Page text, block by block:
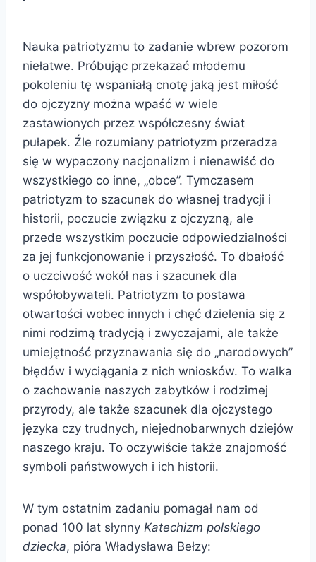
Nauka patriotyzmu to zadanie wbrew pozorom
niełatwe. Próbując przekazać młodemu
pokoleniu tę wspaniałą cnotę jaką jest miłość
do ojczyzny można wpaść w wiele
zastawionych przez współczesny świat
pułapek. Źle rozumiany patriotyzm przeradza
się w wypaczony nacjonalizm i nienawiść do
wszystkiego co inne, „obce”. Tymczasem
patriotyzm to szacunek do własnej tradycji i
historii, poczucie związku z ojczyzną, ale
przede wszystkim poczucie odpowiedzialności
za jej funkcjonowanie i przyszłość. To dbałość
o uczciwość wokół nas i szacunek dla
współobywateli. Patriotyzm to postawa
otwartości wobec innych i chęć dzielenia się z
nimi rodzimą tradycją i zwyczajami, ale także
umiejętność przyznawania się do „narodowych”
błędów i wyciągania z nich wniosków. To walka
o zachowanie naszych zabytków i rodzimej
przyrody, ale także szacunek dla ojczystego
języka czy trudnych, niejednobarwnych dziejów
naszego kraju. To oczywiście także znajomość
symboli państwowych i ich historii.
W tym ostatnim zadaniu pomagał nam od
ponad 100 lat słynny Katechizm polskiego
dziecka, pióra Władysława Bełzy: